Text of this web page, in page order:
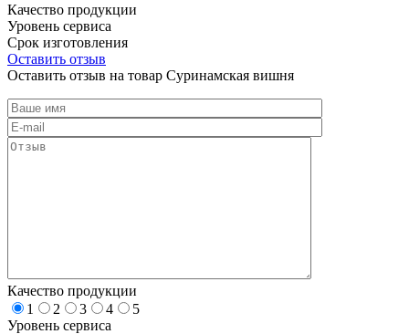
Качество продукции
Уровень сервиса
Срок изготовления
Оставить отзыв
Оставить отзыв на товар Суринамская вишня
Качество продукции
1
2 3 4
5
Уровень сервиса